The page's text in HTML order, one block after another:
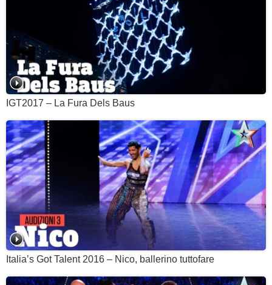
IGT2017 – La Fura Dels Baus
Italia’s Got Talent 2016 – Nico, ballerino tuttofare